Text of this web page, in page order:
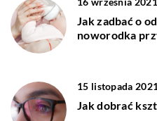
Jak zadbać o
noworodka
15 listopada
Jak dobrać